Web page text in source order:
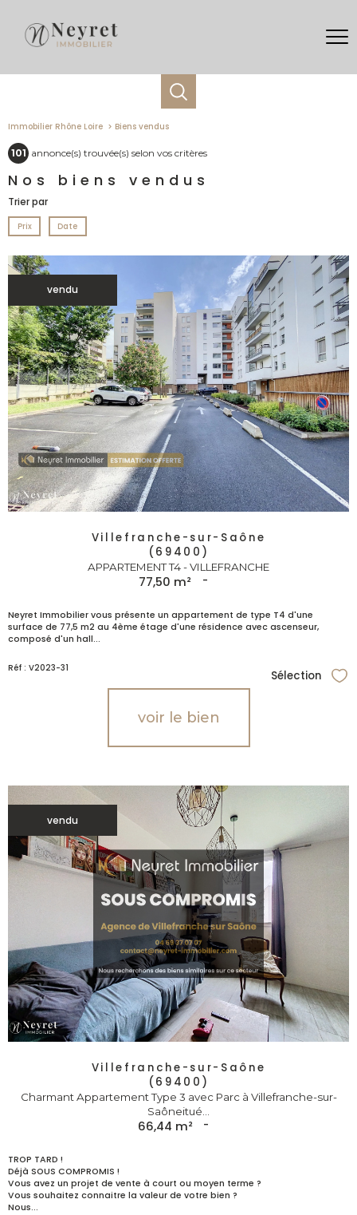
Immobilier Rhône Loire Biens vendus
101 annonce(s) trouvée(s) selon vos critères
Nos biens vendus
Trier par
Prix Date
vendu
Villefranche-sur-Saône
(69400)
APPARTEMENT T4 - VILLEFRANCHE
77,50 m² -
Neyret Immobilier vous présente un appartement de type T4 d'une
surface de 77,5 m2 au 4ème étage d'une résidence avec ascenseur,
composé d'un hall...
Réf : V2023-31
Sélection
voir le bien
vendu
Villefranche-sur-Saône
(69400)
Charmant Appartement Type 3 avec Parc à Villefranche-sur-
Saôneitué...
66,44 m² -
TROP TARD !
Déjà SOUS COMPROMIS !
Vous avez un projet de vente à court ou moyen terme ?
Vous souhaitez connaitre la valeur de votre bien ?
Nous...